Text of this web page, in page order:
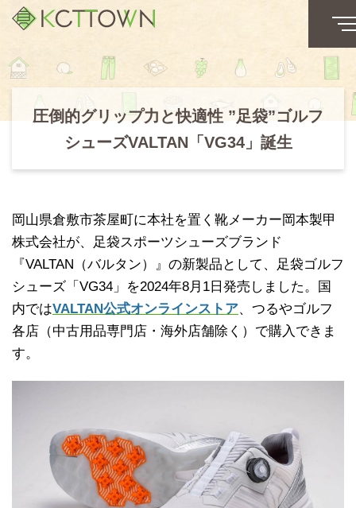
圧倒的グリップ力と快適性 ”足袋”ゴルフ
シューズVALTAN「VG34」誕生
岡山県倉敷市茶屋町に本社を置く靴メーカー岡本製甲
株式会社が、足袋スポーツシューズブランド
『VALTAN（バルタン）』の新製品として、足袋ゴルフ
シューズ「VG34」を2024年8月1日発売しました。国
内ではVALTAN公式オンラインストア、つるやゴルフ
各店（中古用品専門店・海外店舗除く）で購入できま
す。